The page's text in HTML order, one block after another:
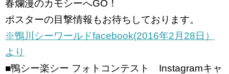
春爛漫のカモシーへGO！
ポスターの目撃情報もお待ちしております。
※鴨川シーワールドfacebook(2016年2月28日）
より
■鴨シー楽シー フォトコンテスト Instagramキャ